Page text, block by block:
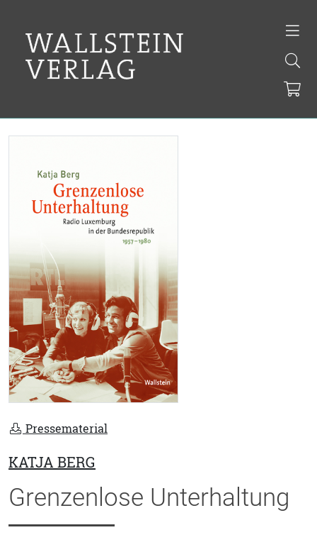
Pressematerial
KATJA BERG
Grenzenlose Unterhaltung